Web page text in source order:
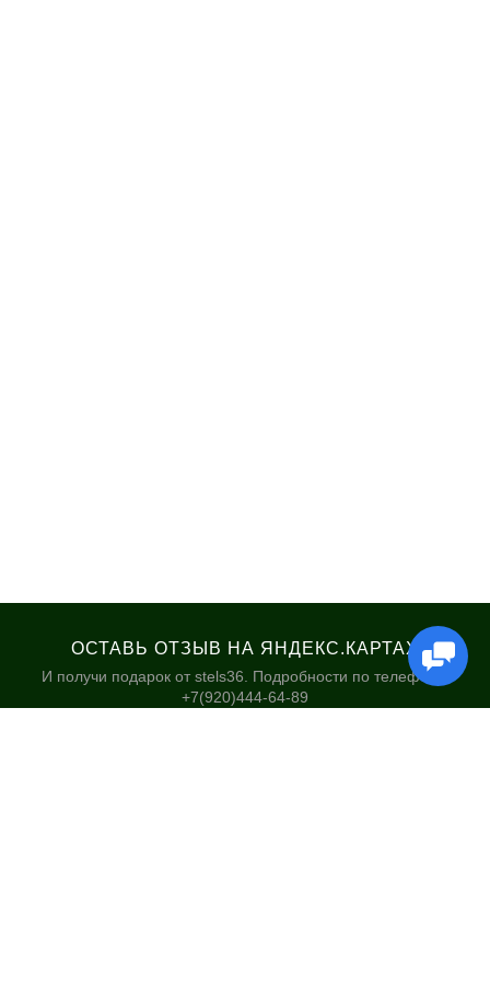
ОСТАВЬ ОТЗЫВ НА ЯНДЕКС.КАРТАХ
И получи подарок от stels36. Подробности по телефону:
+7(920)444-64-89